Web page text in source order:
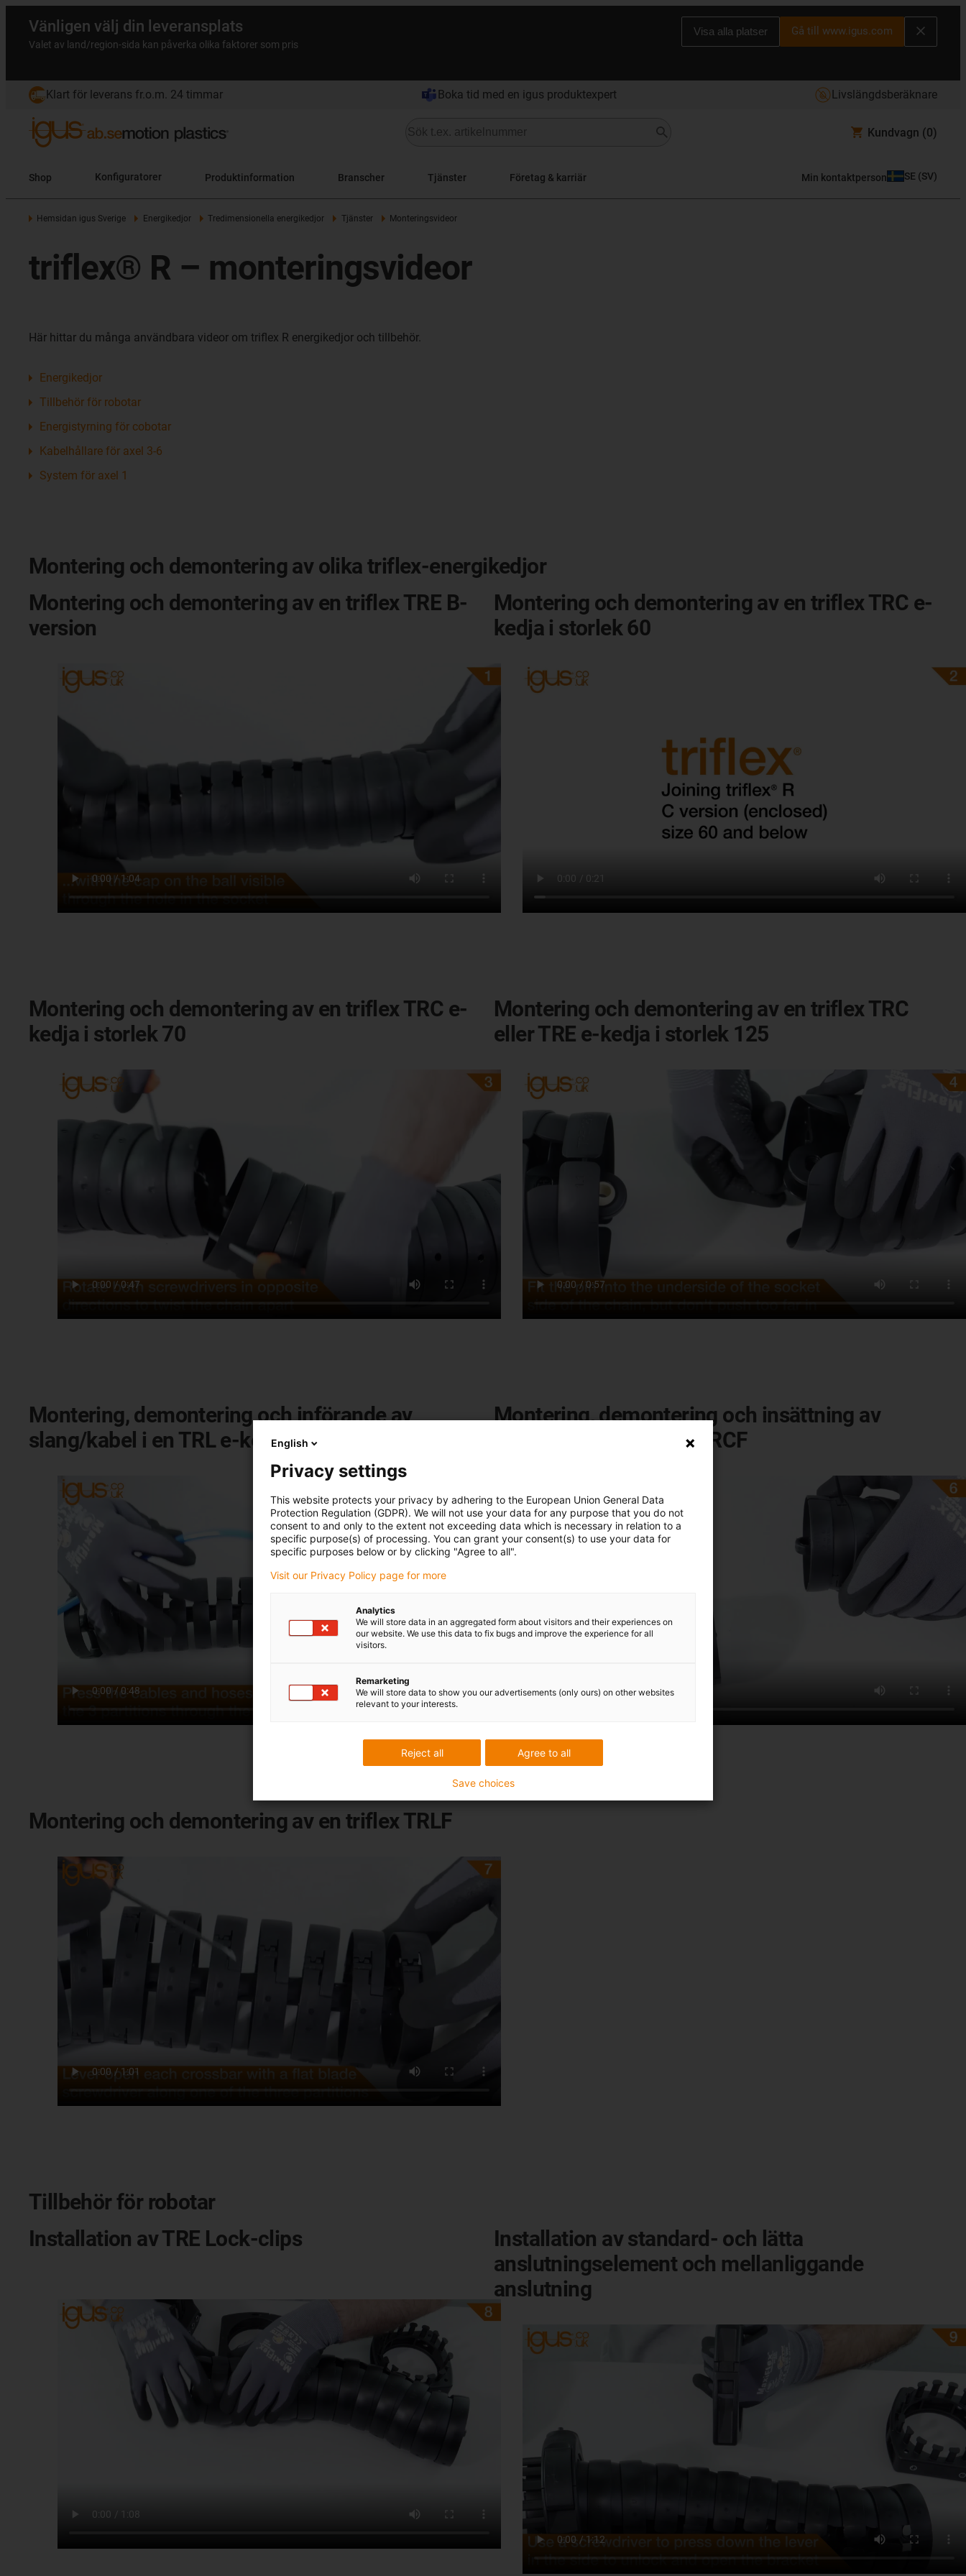
Vänligen välj din leveransplats
Valet av land/region-sida kan påverka olika faktorer som pris
Visa alla platser Gå till www.igus.com
Klart för leverans fr.o.m. 24 timmar Boka tid med en igus produktexpert Livslängdsberäknare
Kundvagn (0)
Shop Konfiguratorer Produktinformation Branscher Tjänster Företag & karriär Min kontaktperson SE (SV)
Hemsidan igus Sverige Energikedjor Tredimensionella energikedjor Tjänster Monteringsvideor
triflex® R – monteringsvideor
Här hittar du många användbara videor om triflex R energikedjor och tillbehör.
Energikedjor
Tillbehör för robotar
Energistyrning för cobotar
Kabelhållare för axel 3-6
System för axel 1
Montering och demontering av olika triflex-energikedjor
Montering och demontering av en triflex TRE B-
version
Montering och demontering av en triflex TRC e-
kedja i storlek 60
Montering och demontering av en triflex TRC e-
kedja i storlek 70
Montering och demontering av en triflex TRC
eller TRE e-kedja i storlek 125
Montering, demontering och införande av
slang/kabel i en TRL e-kedja
Montering, demontering och insättning av
rör/slangar i en triflex TRCF
Montering och demontering av en triflex TRLF
Tillbehör för robotar
Installation av TRE Lock-clips
Installation av standard- och lätta
anslutningselement och mellanliggande
anslutning
English
Privacy settings
This website protects your privacy by adhering to the European Union General Data
Protection Regulation (GDPR). We will not use your data for any purpose that you do not
consent to and only to the extent not exceeding data which is necessary in relation to a
specific purpose(s) of processing. You can grant your consent(s) to use your data for
specific purposes below or by clicking "Agree to all".
Visit our Privacy Policy page for more
Analytics
We will store data in an aggregated form about visitors and their experiences on
our website. We use this data to fix bugs and improve the experience for all
visitors.
Remarketing
We will store data to show you our advertisements (only ours) on other websites
relevant to your interests.
Agree to all
Reject all
Save choices